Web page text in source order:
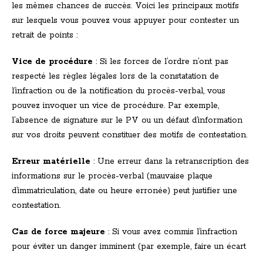
les mêmes chances de succès. Voici les principaux motifs
sur lesquels vous pouvez vous appuyer pour contester un
retrait de points :
Vice de procédure : Si les forces de l’ordre n’ont pas
respecté les règles légales lors de la constatation de
l’infraction ou de la notification du procès-verbal, vous
pouvez invoquer un vice de procédure. Par exemple,
l’absence de signature sur le PV ou un défaut d’information
sur vos droits peuvent constituer des motifs de contestation.
Erreur matérielle : Une erreur dans la retranscription des
informations sur le procès-verbal (mauvaise plaque
d’immatriculation, date ou heure erronée) peut justifier une
contestation.
Cas de force majeure : Si vous avez commis l’infraction
pour éviter un danger imminent (par exemple, faire un écart